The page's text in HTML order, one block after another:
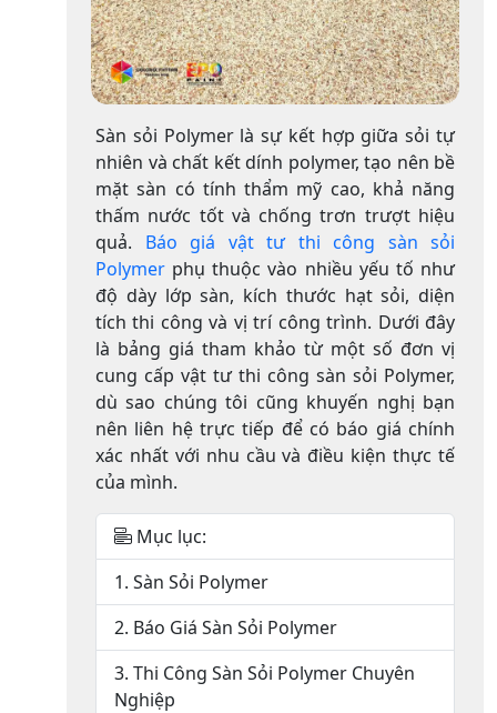
​Sàn sỏi Polymer là sự kết hợp giữa sỏi tự
nhiên và chất kết dính polymer, tạo nên bề
mặt sàn có tính thẩm mỹ cao, khả năng
thấm nước tốt và chống trơn trượt hiệu
quả. Báo giá vật tư thi công sàn sỏi
Polymer phụ thuộc vào nhiều yếu tố như
độ dày lớp sàn, kích thước hạt sỏi, diện
tích thi công và vị trí công trình.​ Dưới đây
là bảng giá tham khảo từ một số đơn vị
cung cấp vật tư thi công sàn sỏi Polymer,
dù sao chúng tôi cũng khuyến nghị bạn
nên liên hệ trực tiếp để có báo giá chính
xác nhất với nhu cầu và điều kiện thực tế
của mình.
Mục lục:
1. Sàn Sỏi Polymer
2. Báo Giá Sàn Sỏi Polymer
3. Thi Công Sàn Sỏi Polymer Chuyên
Nghiệp